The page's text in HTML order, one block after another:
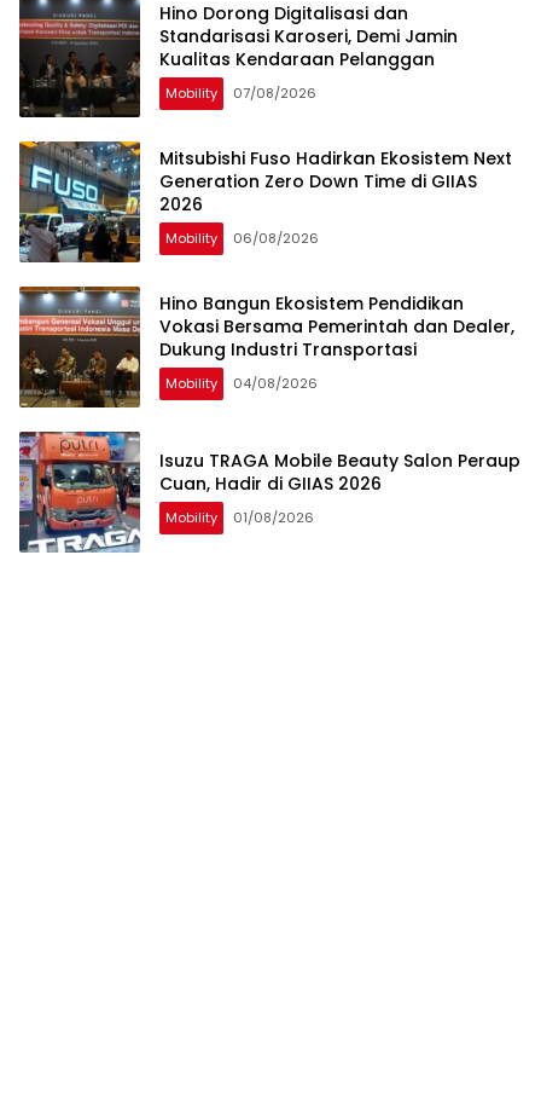
Hino Dorong Digitalisasi dan
Standarisasi Karoseri, Demi Jamin
Kualitas Kendaraan Pelanggan
Mobility 07/08/2026
Mitsubishi Fuso Hadirkan Ekosistem Next
Generation Zero Down Time di GIIAS
2026
Mobility 06/08/2026
Hino Bangun Ekosistem Pendidikan
Vokasi Bersama Pemerintah dan Dealer,
Dukung Industri Transportasi
Mobility 04/08/2026
Isuzu TRAGA Mobile Beauty Salon Peraup
Cuan, Hadir di GIIAS 2026
Mobility 01/08/2026